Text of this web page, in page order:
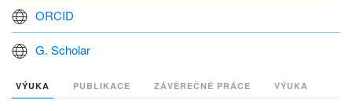
ORCID
G. Scholar
VÝUKA PUBLIKACE ZÁVĚREČNÉ PRÁCE VÝUKA